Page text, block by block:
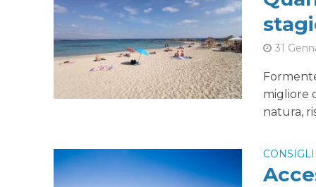
31
migliore
natura,